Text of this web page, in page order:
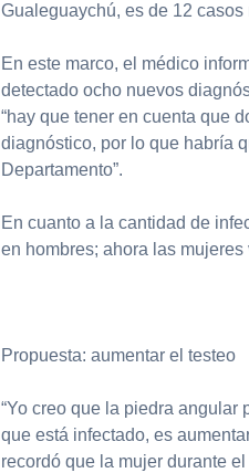
Gualeguaychú, es de 12 casos
En este marco, el médico
detectado ocho nuevos
“hay que tener en cuenta que
diagnóstico, por lo que habría
Departamento”.
En cuanto a la cantidad de
en hombres; ahora las
Propuesta: aumentar el testeo
“Yo creo que la piedra angular
que está infectado, es
recordó que la mujer durante